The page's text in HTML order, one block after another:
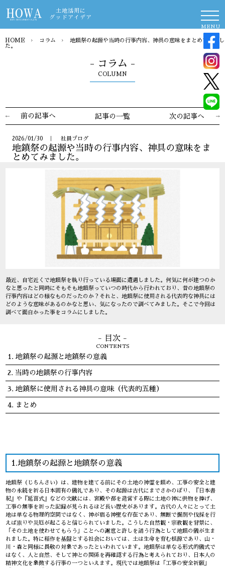
土地活用に
グッドアイデア
MENU
- コラム -
COLUMN
HOME › コラム › 地鎮祭の起源や当時の行事内容、神具の意味をまとめてみまし
た。
前の記事へ 記事の一覧 次の記事へ
2026/01/30 ｜ 社員ブログ
地鎮祭の起源や当時の行事内容、神具の意味をま
とめてみました。
最近、自宅近くで地鎮祭を執り行っている場面に遭遇しました。何気に何が建つのか
なと思ったと同時にそもそも地鎮祭っていつの時代から行われており、昔の地鎮祭の
行事内容はどの様なものだったのか？それと、地鎮祭に使用される代表的な神具には
どのような意味があるのかなと思い、気になったので調べてみました。そこで今回は
調べて面白かった事をコラムにしました。
- 目次 -
CONTENTS
地鎮祭の起源と地鎮祭の意義
当時の地鎮祭の行事内容
地鎮祭に使用される神具の意味（代表的五種）
まとめ
1.地鎮祭の起源と地鎮祭の意義
地鎮祭（じちんさい）は、建物を建てる前にその土地の神霊を鎮め、工事の安全と建
物の永続を祈る日本固有の儀礼であり、その起源は古代にまでさかのぼり、『日本書
紀』や『延喜式』などの文献には、宮殿や都を造営する際に土地の神に供物を捧げ、
工事の無事を祈った記録が見られるほど長い歴史があります。古代の人々にとって土
地は単なる物理的空間ではなく、神が宿る神聖な存在であり、無断で掘削や伐採を行
えば祟りや災厄が起こると信じられていました。こうした自然観・宗教観を背景に、
「その土地を使わせてもらう」ことへの謝意と許しを請う行為として地鎮の儀が生ま
れました。特に稲作を基盤とする社会においては、土は生命を育む根源であり、山・
川・森と同様に畏敬の対象であったといわれています。地鎮祭は単なる形式的儀式で
はなく、人と自然、そして神との関係を再確認する行為と考えられており、日本人の
精神文化を象徴する行事の一つといえます。現代では地鎮祭は「工事の安全祈願」